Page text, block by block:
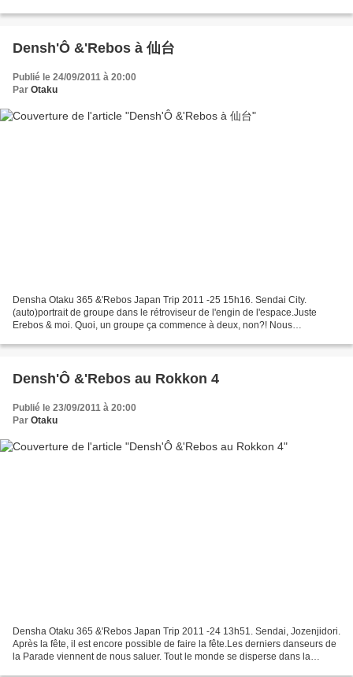
Densh'Ô &'Rebos à 仙台
Publié le 24/09/2011 à 20:00
Par Otaku
Densha Otaku 365 &'Rebos Japan Trip 2011 -25 15h16. Sendai City.
(auto)portrait de groupe dans le rétroviseur de l'engin de l'espace.Juste
Erebos & moi. Quoi, un groupe ça commence à deux, non?! Nous
Densh'Ô &'Rebos au Rokkon 4
Publié le 23/09/2011 à 20:00
Par Otaku
Densha Otaku 365 &'Rebos Japan Trip 2011 -24 13h51. Sendai, Jozenjidori.
Après la fête, il est encore possible de faire la fête.Les derniers danseurs de
la Parade viennent de nous saluer. Tout le monde se disperse dans la